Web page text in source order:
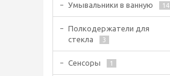
Умывальники в ванную 14
Полкодержатели для
стекла
3
Сенсоры 1